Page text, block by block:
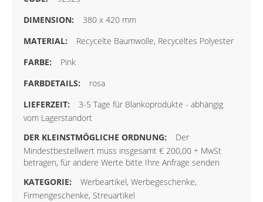
380 x 420 mm
Recycelte Baumwolle, Recyceltes Polyester
Pink
rosa
3-5 Tage für Blankoprodukte - abhängig
vom Lagerstandort
Der
Mindestbestellwert muss insgesamt € 200,00 + MwSt
betragen, für andere Werte bitte Ihre Anfrage senden
Werbeartikel, Werbegeschenke,
Firmengeschenke, Streuartikel